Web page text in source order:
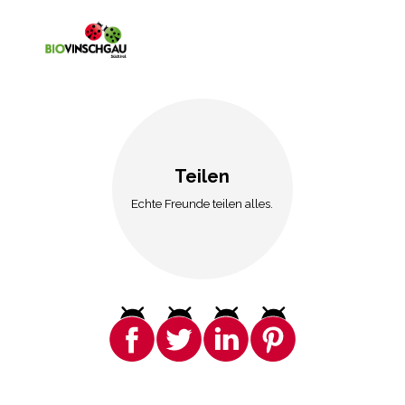
Teilen
Echte Freunde teilen alles.